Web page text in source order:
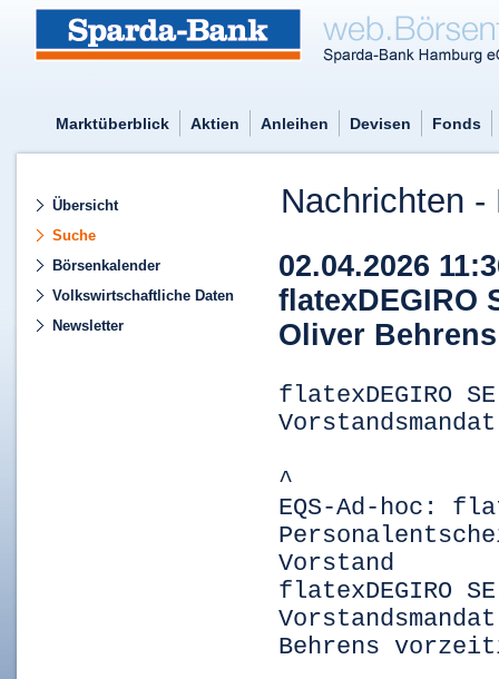
Marktüberblick Aktien Anleihen Devisen Fonds
Übersicht
Suche
Börsenkalender
Volkswirtschaftliche Daten
Newsletter
Nachrichten
02.04.2026
flatexDEGIRO
Oliver
flatexDEGIRO
^
EQS-Ad-hoc:
Vorstand
flatexDEGIRO
Behrens